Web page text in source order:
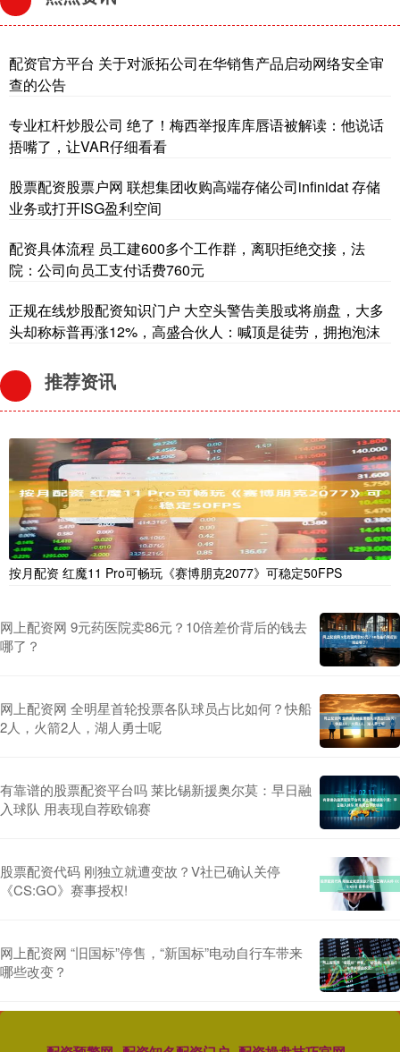
配资官方平台 关于对派拓公司在华销售产品启动网络安全审
查的公告
专业杠杆炒股公司 绝了！梅西举报库库唇语被解读：他说话
捂嘴了，让VAR仔细看看
股票配资股票户网 联想集团收购高端存储公司infinidat 存储
业务或打开ISG盈利空间
配资具体流程 员工建600多个工作群，离职拒绝交接，法
院：公司向员工支付话费760元
正规在线炒股配资知识门户 大空头警告美股或将崩盘，大多
头却称标普再涨12%，高盛合伙人：喊顶是徒劳，拥抱泡沫
推荐资讯
按月配资 红魔11 Pro可畅玩《赛博朋克2077》可稳定50FPS
网上配资网 9元药医院卖86元？10倍差价背后的钱去
哪了？
网上配资网 全明星首轮投票各队球员占比如何？快船
2人，火箭2人，湖人勇士呢
有靠谱的股票配资平台吗 莱比锡新援奥尔莫：早日融
入球队 用表现自荐欧锦赛
股票配资代码 刚独立就遭变故？V社已确认关停
《CS:GO》赛事授权!
网上配资网 “旧国标”停售，“新国标”电动自行车带来
哪些改变？